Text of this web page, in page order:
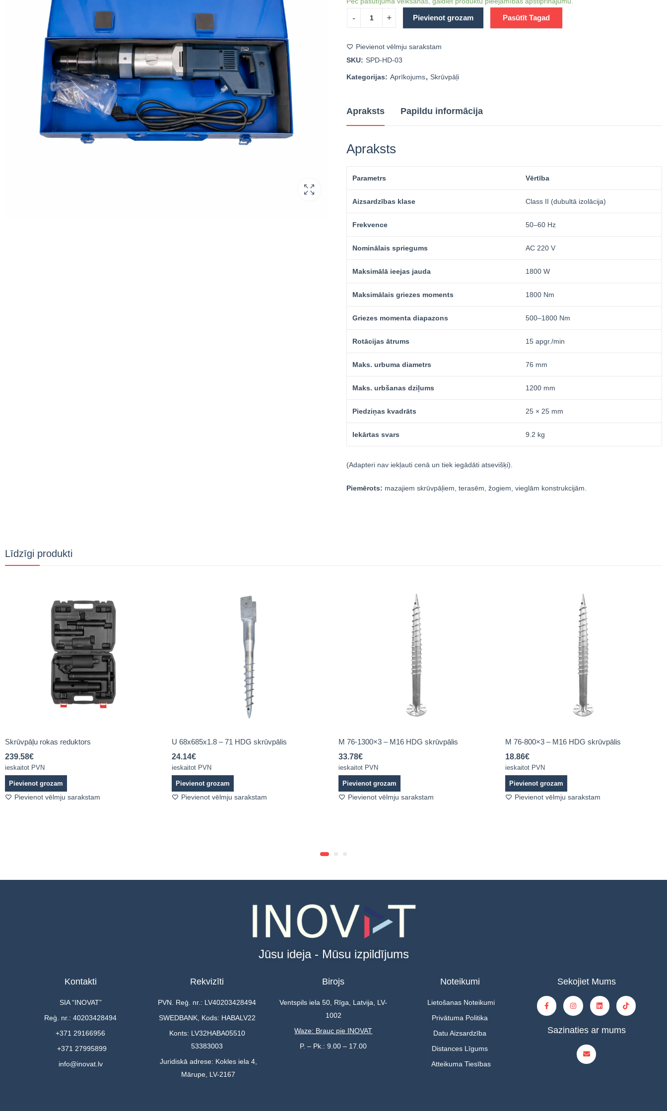
Pievienot grozam Pasūtīt Tagad
Pievienot vēlmju sarakstam
SKU: SPD-HD-03
Kategorijas: Aprīkojums, Skrūvpāļi
Apraksts Papildu informācija
Apraksts
Parametrs Vērtība
Aizsardzības klase Class II (dubultā izolācija)
Frekvence 50–60 Hz
Nominālais spriegums AC 220 V
Maksimālā ieejas jauda 1800 W
Maksimālais griezes moments 1800 Nm
Griezes momenta diapazons 500–1800 Nm
Rotācijas ātrums 15 apgr./min
Maks. urbuma diametrs 76 mm
Maks. urbšanas dziļums 1200 mm
Piedziņas kvadrāts 25 × 25 mm
Iekārtas svars 9.2 kg
(Adapteri nav iekļauti cenā un tiek iegādāti atsevišķi).
Piemērots: mazajiem skrūvpāļiem, terasēm, žogiem, vieglām konstrukcijām.
Līdzīgi produkti
Skrūvpāļu rokas reduktors
239.58€
ieskaitot PVN
Pievienot grozam
Pievienot vēlmju sarakstam
U 68x685x1.8 – 71 HDG skrūvpālis
24.14€
ieskaitot PVN
Pievienot grozam
Pievienot vēlmju sarakstam
M 76-1300×3 – M16 HDG skrūvpālis
33.78€
ieskaitot PVN
Pievienot grozam
Pievienot vēlmju sarakstam
M 76-800×3 – M16 HDG skrūvpālis
18.86€
ieskaitot PVN
Pievienot grozam
Pievienot vēlmju sarakstam
Jūsu ideja - Mūsu izpildījums
Kontakti
SIA “INOVAT”
Reģ. nr.: 40203428494
+371 29166956
+371 27995899
info@inovat.lv
Rekvizīti
PVN. Reģ. nr.: LV40203428494
SWEDBANK, Kods: HABALV22
Konts: LV32HABA05510
53383003
Juridiskā adrese: Kokles iela 4,
Mārupe, LV-2167
Birojs
Ventspils iela 50, Rīga, Latvija, LV-
1002
Waze: Brauc pie INOVAT
P. – Pk.: 9.00 – 17.00
Noteikumi
Lietošanas Noteikumi
Privātuma Politika
Datu Aizsardzība
Distances Līgums
Atteikuma Tiesības
Sekojiet Mums
Sazinaties ar mums